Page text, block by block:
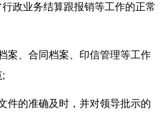
政业务结算跟报销等工作的正常
案、合同档案、印信管理等工作
;
件的准确及时，并对领导批示的